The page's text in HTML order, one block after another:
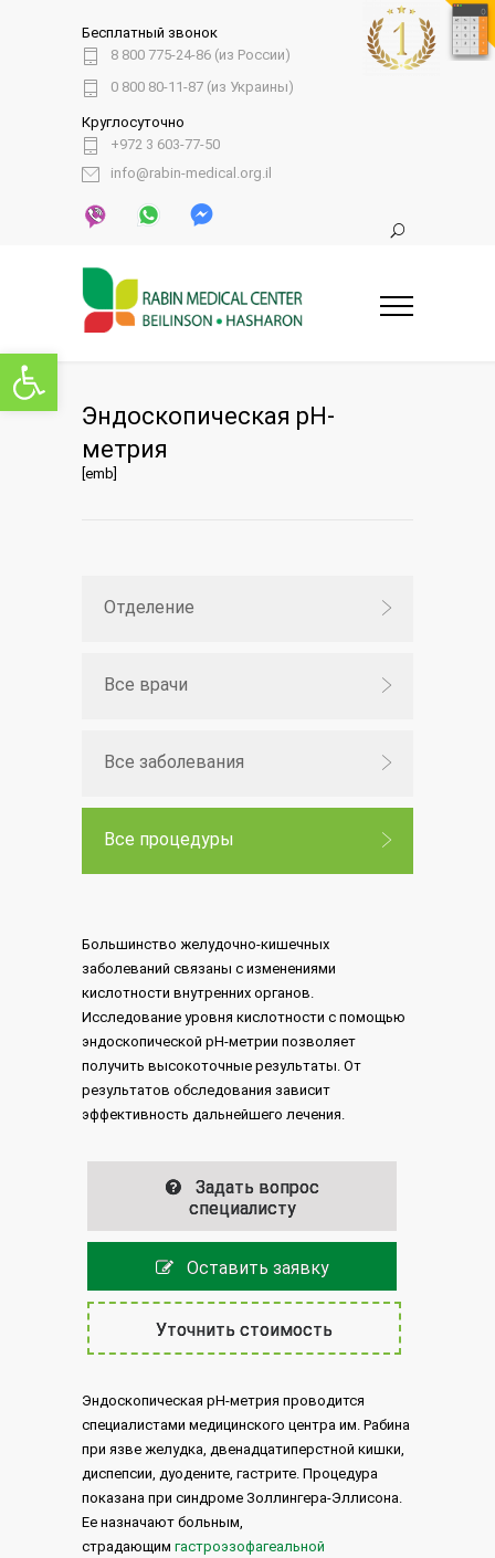
Открыть панель инструментов
Бесплатный звонок
8 800 775-24-86 (из России)
0 800 80-11-87 (из Украины)
Круглосуточно
+972 3 603-77-50
info@rabin-medical.org.il
Эндоскопическая pH-
метрия
[emb]
Отделение
Все врачи
Все заболевания
Все процедуры
Большинство желудочно-кишечных
заболеваний связаны с изменениями
кислотности внутренних органов.
Исследование уровня кислотности с помощью
эндоскопической pH-метрии позволяет
получить высокоточные результаты. От
результатов обследования зависит
эффективность дальнейшего лечения.
Задать вопрос
специалисту
Оставить заявку
Уточнить стоимость
Эндоскопическая pH-метрия проводится
специалистами медицинского центра им. Рабина
при язве желудка, двенадцатиперстной кишки,
диспепсии, дуодените, гастрите. Процедура
показана при синдроме Золлингера-Эллисона.
Ее назначают больным,
страдающим гастроэзофагеальной